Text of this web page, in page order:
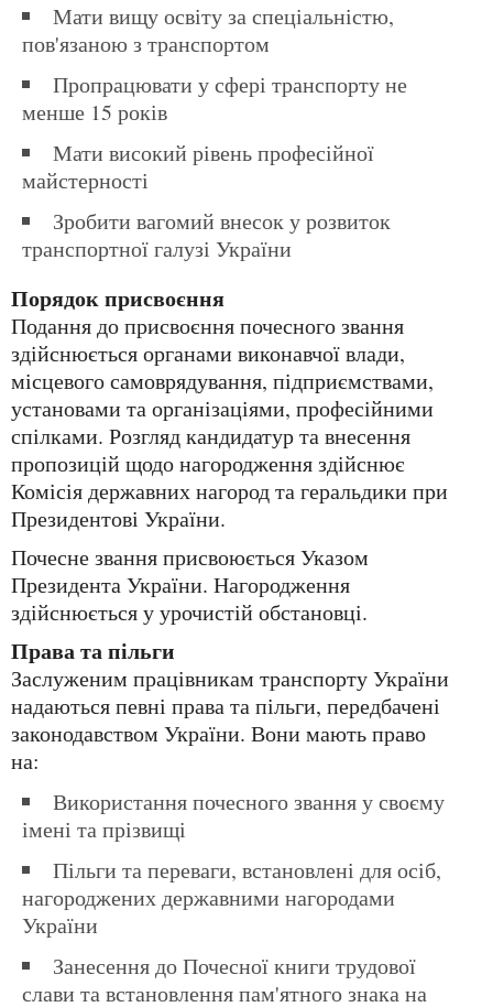
Мати вищу освіту за спеціальністю,
пов'язаною з транспортом
Пропрацювати у сфері транспорту не
менше 15 років
Мати високий рівень професійної
майстерності
Зробити вагомий внесок у розвиток
транспортної галузі України
Порядок присвоєння
Подання до присвоєння почесного звання
здійснюється органами виконавчої влади,
місцевого самоврядування, підприємствами,
установами та організаціями, професійними
спілками. Розгляд кандидатур та внесення
пропозицій щодо нагородження здійснює
Комісія державних нагород та геральдики при
Президентові України.
Почесне звання присвоюється Указом
Президента України. Нагородження
здійснюється у урочистій обстановці.
Права та пільги
Заслуженим працівникам транспорту України
надаються певні права та пільги, передбачені
законодавством України. Вони мають право
на:
Використання почесного звання у своєму
імені та прізвищі
Пільги та переваги, встановлені для осіб,
нагороджених державними нагородами
України
Занесення до Почесної книги трудової
слави та встановлення пам'ятного знака на